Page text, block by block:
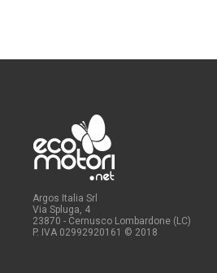
Argos Italia Srl
Via Spluga, 4
23870 - Cernusco Lombardone (LC)
P. IVA 02992920161 © 2018